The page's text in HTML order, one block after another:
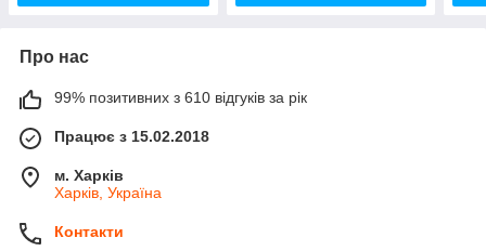
Про нас
99% позитивних з 610 відгуків за рік
Працює з 15.02.2018
м. Харків
Харків, Україна
Контакти